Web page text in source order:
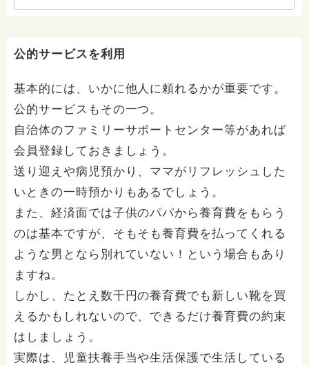
いて、あなたに向き合っています。 ですので、過去の
いします。 ※個別相談は、hasunohaオンライン相談よ
受け付けておりません。また夜中や早朝の電話もご遠慮
ください。 法務を優先させてください。
公的サービスを利用
基本的には、いかに他人に頼れるかが重要です。
公的サービスもその一つ。
自治体のファミリーサポートセンター等があれば
会員登録しておきましょう。
送り迎えや病児預かり、ママがリフレッシュした
いときの一時預かりもあるでしょう。
また、経済面では子供のパパから養育費をもらう
のは基本ですが、そもそも養育費を払ってくれる
ような男となら別れていない！という場合もあり
ますね。
しかし、たとえ数千円の養育費でも新しい靴を買
えるかもしれないので、できるだけ養育費の約束
はしましょう。
実際は、児童扶養手当や生活保護で生活している